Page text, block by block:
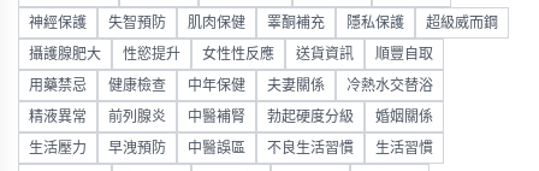
神經保護 失智預防 肌肉保健 睪酮補充 隱私保護 超級威而鋼
攝護腺肥大 性慾提升 女性性反應 送貨資訊 順豐自取
用藥禁忌 健康檢查 中年保健 夫妻關係 冷熱水交替浴
精液異常 前列腺炎 中醫補腎 勃起硬度分級 婚姻關係
生活壓力 早洩預防 中醫誤區 不良生活習慣 生活習慣